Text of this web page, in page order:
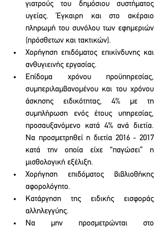
γιατρούς του δημόσιου συστήματος
υγείας. Έγκαιρη και στο ακέραιο
πληρωμή του συνόλου των εφημεριών
(πρόσθετων και τακτικών).
Χορήγηση επιδόματος επικίνδυνης και
ανθυγιεινής εργασίας.
Επίδομα χρόνου προϋπηρεσίας,
συμπεριλαμβανομένου και του χρόνου
άσκησης ειδικότητας, 4% με τη
συμπλήρωση ενός έτους υπηρεσίας,
προσαυξανόμενο κατά 4% ανά διετία.
Να προσμετρηθεί η διετία 2016 - 2017
κατά την οποία είχε “παγώσει” η
μισθολογική εξέλιξη.
Χορήγηση επιδόματος βιβλιοθήκης
αφορολόγητο.
Κατάργηση της ειδικής εισφοράς
αλληλεγγύης.
Να μην προσμετρώνται στο